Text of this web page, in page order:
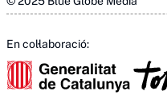
En col·laboració: